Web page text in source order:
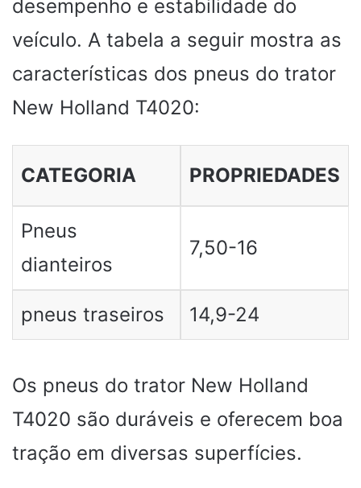
desempenho e estabilidade do
veículo. A tabela a seguir mostra as
características dos pneus do trator
New Holland T4020:
CATEGORIA PROPRIEDADES
Pneus
dianteiros
7,50-16
pneus traseiros 14,9-24
Os pneus do trator New Holland
T4020 são duráveis ​​e oferecem boa
tração em diversas superfícies.